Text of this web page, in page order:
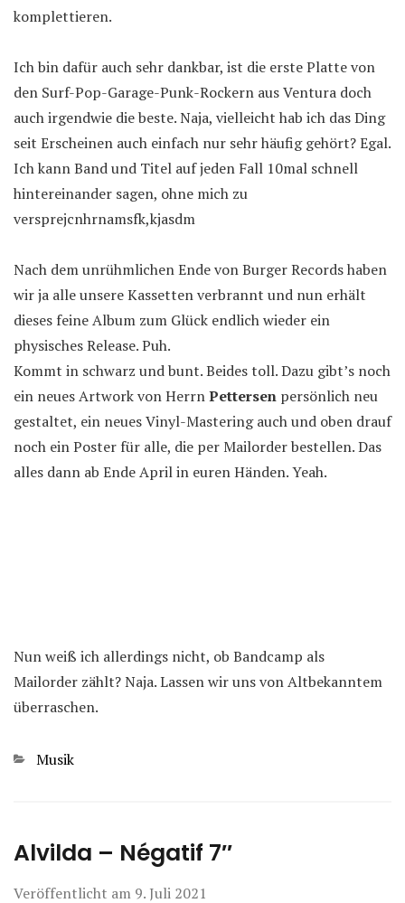
komplettieren.
Ich bin dafür auch sehr dankbar, ist die erste Platte von
den Surf-Pop-Garage-Punk-Rockern aus Ventura doch
auch irgendwie die beste. Naja, vielleicht hab ich das Ding
seit Erscheinen auch einfach nur sehr häufig gehört? Egal.
Ich kann Band und Titel auf jeden Fall 10mal schnell
hintereinander sagen, ohne mich zu
versprejcnhrnamsfk,kjasdm
Nach dem unrühmlichen Ende von Burger Records haben
wir ja alle unsere Kassetten verbrannt und nun erhält
dieses feine Album zum Glück endlich wieder ein
physisches Release. Puh.
Kommt in schwarz und bunt. Beides toll. Dazu gibt’s noch
ein neues Artwork von HerrnPettersen persönlich neu
gestaltet, ein neues Vinyl-Mastering auch und oben drauf
noch ein Poster für alle, die per Mailorder bestellen. Das
alles dann ab Ende April in euren Händen. Yeah.
Nun weiß ich allerdings nicht, ob Bandcamp als
Mailorder zählt? Naja. Lassen wir uns von Altbekanntem
überraschen.
Kategorien
Musik
Alvilda – Négatif 7″
Veröffentlicht am 9. Juli 2021